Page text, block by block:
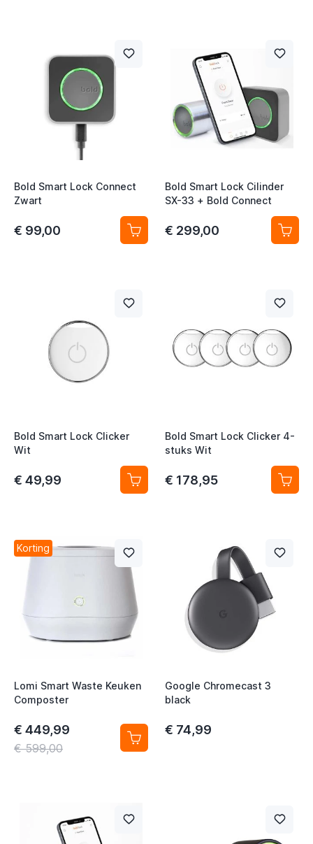
Bold Smart Lock Connect
Zwart
€ 99,00
Bold Smart Lock Cilinder
SX-33 + Bold Connect
€ 299,00
Bold Smart Lock Clicker
Wit
€ 49,99
Bold Smart Lock Clicker 4-
stuks Wit
€ 178,95
Korting
Lomi Smart Waste Keuken
Composter
€ 449,99
€ 599,00
Google Chromecast 3
black
€ 74,99